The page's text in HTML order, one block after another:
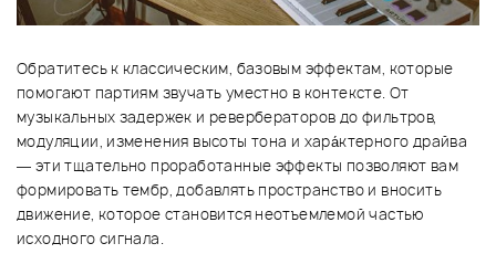
Обратитесь к классическим, базовым эффектам, которые
помогают партиям звучать уместно в контексте. От
музыкальных задержек и ревербераторов до фильтров,
модуляции, изменения высоты тона и хара́ктерного драйва
— эти тщательно проработанные эффекты позволяют вам
формировать тембр, добавлять пространство и вносить
движение, которое становится неотъемлемой частью
исходного сигнала.